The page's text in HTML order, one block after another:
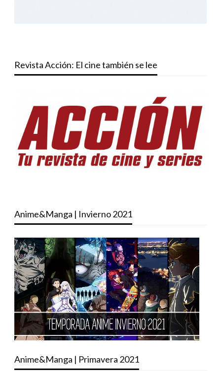
Revista Acción: El cine también se lee
Anime&Manga | Invierno 2021
Anime&Manga | Primavera 2021